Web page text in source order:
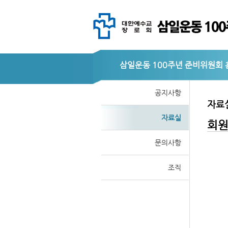
삼일운동 100주년 준비위원회
공지사항
자료실
문의사항
조직
자료
회